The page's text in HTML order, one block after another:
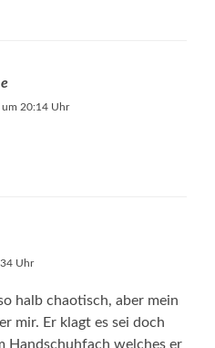
20:14 Uhr
Uhr
halb chaotisch, aber mein
mir. Er klagt es sei doch
Handschuhfach welches er